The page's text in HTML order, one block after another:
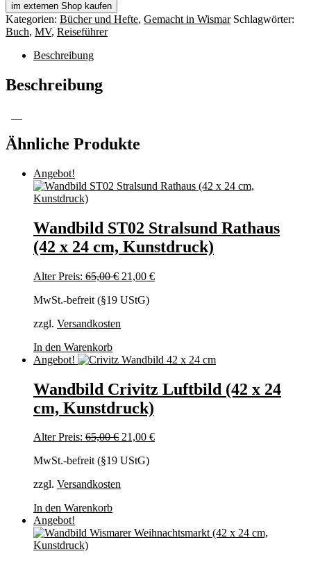
im externen Shop kaufen
Kategorien: Bücher und Hefte, Gemacht in Wismar Schlagwörter:
Buch, MV, Reiseführer
Beschreibung
Beschreibung
Ähnliche Produkte
Angebot!
Wandbild ST02 Stralsund Rathaus
(42 x 24 cm, Kunstdruck)
Alter Preis: 65,00€ Ursprünglicher
war:
21,00 €Aktueller
MwSt.-befreit (§19 UStG)
zzgl. Versandkosten
In den Warenkorb
Angebot!
Wandbild Crivitz Luftbild (42 x 24
cm, Kunstdruck)
Alter Preis: 65,00€ Ursprünglicher
war:
21,00 €Aktueller
MwSt.-befreit (§19 UStG)
zzgl. Versandkosten
In den Warenkorb
Angebot!